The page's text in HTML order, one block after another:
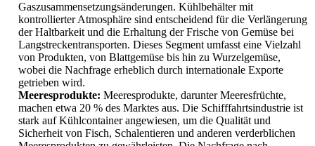
Gaszusammensetzungsänderungen. Kühlbehälter mit
kontrollierter Atmosphäre sind entscheidend für die Verlängerung
der Haltbarkeit und die Erhaltung der Frische von Gemüse bei
Langstreckentransporten. Dieses Segment umfasst eine Vielzahl
von Produkten, von Blattgemüse bis hin zu Wurzelgemüse,
wobei die Nachfrage erheblich durch internationale Exporte
getrieben wird.
Meeresprodukte: Meeresprodukte, darunter Meeresfrüchte,
machen etwa 20 % des Marktes aus. Die Schifffahrtsindustrie ist
stark auf Kühlcontainer angewiesen, um die Qualität und
Sicherheit von Fisch, Schalentieren und anderen verderblichen